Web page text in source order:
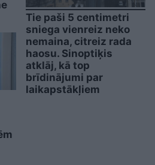
Tie paši 5 centimetri
sniega vienreiz neko
nemaina, citreiz rada
haosu. Sinoptiķis
atklāj, kā top
brīdinājumi par
laikapstākļiem